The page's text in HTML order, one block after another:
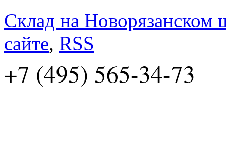
Склад на Новорязанском
сайте, RSS
+7 (495) 565-34-73